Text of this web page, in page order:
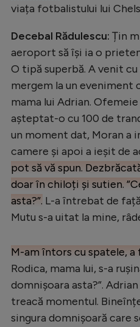
viața fotbalistului lui
Decebal Rădulescu: Țin
aeroport să își ia o
O tipă superbă. A venit cu
mergem la un eveniment
mama lui Adrian. Ofemeie
așteptat-o cu 100 de
un moment dat, Moran a
camere și apoi a ieșit de
pot să vă spun.
doar în chiloți și sutien.
asta?”. L-a întrebat de
Mutu s-a uitat la mine,
M-am întors cu spatele,
Rodica, mama lui, s-a
domnișoara asta?”.
treacă momentul.
singura domnișoară care